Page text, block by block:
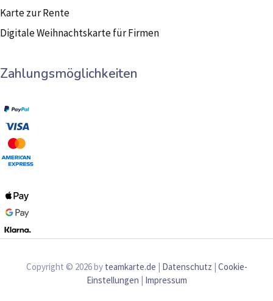
Karte zur Rente
Digitale Weihnachtskarte für Firmen
Zahlungsmöglichkeiten
Copyright © 2026 by teamkarte.de Datenschutz Cookie-
Einstellungen
Impressum